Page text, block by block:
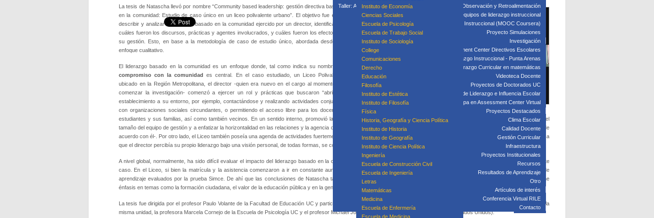
Instituto de Economía
Ciencias Sociales
Escuela de Psicología
Escuela de Trabajo Social
Instituto de Sociología
College
Comunicaciones
Derecho
Educación
Filosofía
Instituto de Estética
Instituto de Filosofía
Física
Historia, Geografía y Ciencia Política
Instituto de Historia
Instituto de Geografía
Instituto de Ciencia Política
Ingeniería
Escuela de Construcción Civil
Escuela de Ingeniería
Letras
Matemáticas
Medicina
Escuela de Enfermería
Escuela de Medicina
Taller: Acompañamiento Para la Mejora Pedagógica: Observación y Retroalimentación
Taller: Prácticas clave para equipos de liderazgo instruccional
Curso: Liderazgo Instruccional (MOOC Coursera)
Proyecto Simulaciones
Investigación
Assessment Center Directivos Escolares
Equipos de Liderazgo Instruccional - Punta Arenas
Liderazgo Curricular en matemáticas
Videoteca Docente
Proyectos de Doctorados UC
Laboratorio de Liderazgo e Influencia Escolar
Participa en Assessment Center Virtual
Proyectos Destacados
Clima Escolar
Calidad Docente
Gestión Curricular
Infraestructura
Proyectos Institucionales
Recursos
Resultados de Aprendizaje
Otro
Artículos de interés
Conferencia Virtual RILE
Contacto
La tesis de Natascha llevó por nombre “Community based leadership: gestión directiva basada
en la comunidad: Estudio de caso único en un liceo polivalente urbano”. El objetivo fue el de
describir y analizar el liderazgo basado en la comunidad ejercido por un director, identificando
cuáles fueron los discursos, prácticas y agentes involucrados, y cuáles fueron los efectos de
su gestión. Esto, en base a la metodología de caso de estudio único, abordada desde un
enfoque cualitativo.
El liderazgo basado en la comunidad es un enfoque donde, tal como indica su nombre, el
compromiso con la comunidades central. En el caso estudiado, un Liceo Polivalente
ubicado en la Región Metropolitana, el director -quien era nuevo en el cargo al momento de
comenzar la investigación- comenzó a ejercer un rol y prácticas que buscaron “abrir” el
establecimiento a su entorno, por ejemplo, contactándose y realizando actividades conjuntas
con organizaciones sociales circundantes, o permitiendo el acceso libre para los docentes,
estudiantes y sus familias, así como también vecinos. En un sentido interno, promovió la participación dentro de la escuela en la toma de decisiones, lo que lo llevó a aumentar el
tamaño del equipo de gestión y a enfatizar la horizontalidad en las relaciones y la agencia del resto del equipo. Esto permitió el surgimiento de distintas voces -incluso si no estaban de
acuerdo con él-. Por otro lado, el Liceo también poseía una agenda de actividades fuertemente marcada por los eventos políticos y sociales del país en un sentido más amplio. Pese a
que el director percibía su propio liderazgo bajo una visión personal, de todas formas, se consideraba orientado por una vocación pública.
A nivel global, normalmente, ha sido difícil evaluar el impacto del liderazgo basado en la comunidad pues diferentes elementos entran en tensión, algo que también sucede en este
caso. En el Liceo, si bien la matrícula y la asistencia comenzaron a ir en constante aumento bajo la gestión del nuevo director, también hubo un descenso de los resultados de
aprendizaje evaluados por la prueba Simce. De ahí que las conclusiones de Natascha también apuntan a calificar este proyecto educativo como un modelo alternativo, que pone
énfasis en temas como la formación ciudadana, el valor de la educación pública y en la generación de alianzas con distintos agentes relevantes, entre otros.
La tesis fue dirigida por el profesor Paulo Volante de la Facultad de Educación UC y participaron como miembros de la comisión los profesores Luis Flores y Patricia Guerrero, de la
misma unidad, la profesora Marcela Cornejo de la Escuela de Psicología UC y el profesor Michael Johanek, de la Universidad de Pensilvania (Estados Unidos).